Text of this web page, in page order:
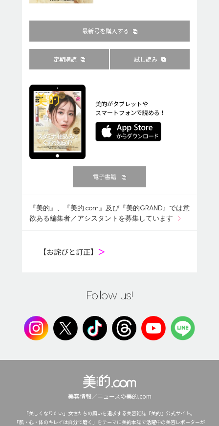
最新号を購入する
定期購読 試し読み
美的がタブレットや
スマートフォンで読める！
電子書籍
『美的』、『美的.com』及び『美的GRAND』では意
欲ある編集者／アシスタントを募集しています
【お詫びと訂正】 ＞
Follow us!
美容情報／ニュースの美的.com
「美しくなりたい」女性たちの願いを追求する美容雑誌『美的』公式サイト。
「肌・心・体のキレイは自分で磨く」をテーマに美的本誌で活躍中の美容レポーターが